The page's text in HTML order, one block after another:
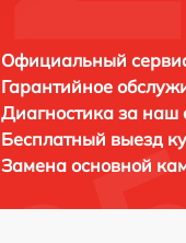
Официальный
Гарантийное
Диагностика за наш
Бесплатный выезд
Замена основной